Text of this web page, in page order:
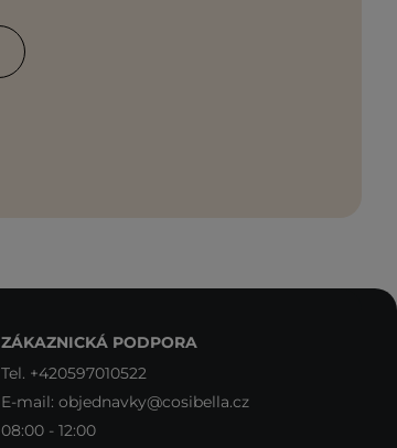
ZÁKAZNICKÁ PODPORA
Tel. +420597010522
E-mail: objednavky@cosibella.cz
08:00 - 12:00